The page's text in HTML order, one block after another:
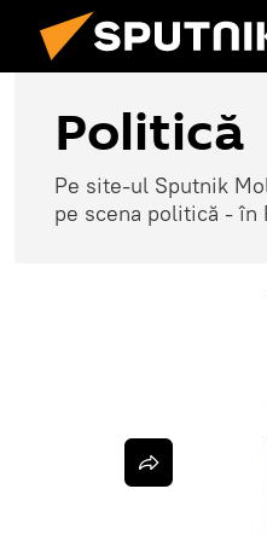
Politică
Pe site-ul Sputnik
pe scena politică - în